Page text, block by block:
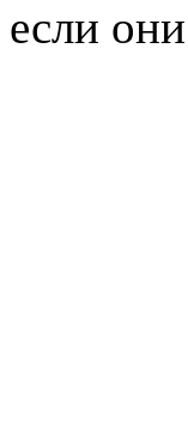
если